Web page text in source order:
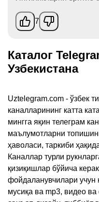
7
Каталог
Узбекистана
Uztelegram.com - ўзбек
каналларининг катта
мингга яқин телеграм
маълумотларни
ҳаволаси, таркиби
Каналлар турли
қизиқишлар бўйича
фойдаланувчилари учун
мусиқа ва mp3, видео